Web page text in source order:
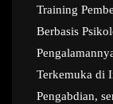
Training
Berbasis
Terkemuka di
Pengabdian,